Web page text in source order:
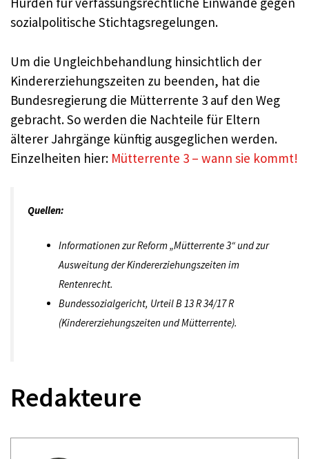
sozialpolitische Stichtagsregelungen.
Um die Ungleichbehandlung hinsichtlich der
Kindererziehungszeiten zu beenden, hat die
Bundesregierung die Mütterrente 3 auf den Weg
gebracht. So werden die Nachteile für Eltern
älterer Jahrgänge künftig ausgeglichen werden.
Einzelheiten hier: Mütterrente 3 – wann sie kommt!
Quellen:
Informationen zur Reform „Mütterrente 3“ und zur
Ausweitung der Kindererziehungszeiten im
Rentenrecht.​
Bundessozialgericht, Urteil B 13 R 34/17 R
(Kindererziehungszeiten und Mütterrente).
Redakteure